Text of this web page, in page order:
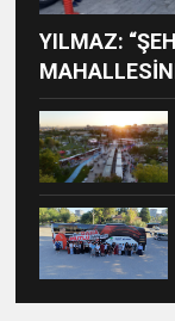
YILMAZ: